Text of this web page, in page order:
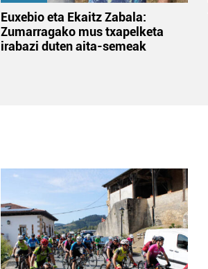
Euxebio eta Ekaitz Zabala:
Zumarragako mus txapelketa
irabazi duten aita-semeak